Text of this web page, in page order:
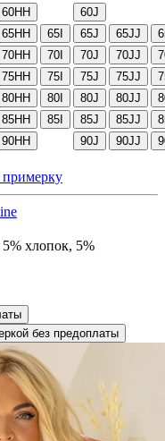
60HH 60J
65HH 65I 65J 65JJ
70HH 70I 70J 70JJ
75HH 75I 75J 75JJ
80HH 80I 80J 80JJ
85HH 85I 85J 85JJ
90HH 90J 90JJ
примерку
хлопок, 5%
без предоплаты